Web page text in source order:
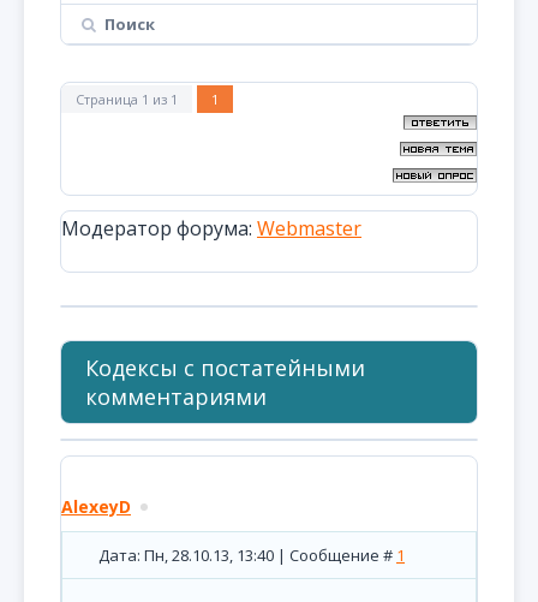
Поиск
Страница 1 из 1 1
Модератор форума: Webmaster
Кодексы с постатейными
комментариями
AlexeyD
Дата: Пн, 28.10.13, 13:40 | Сообщение # 1